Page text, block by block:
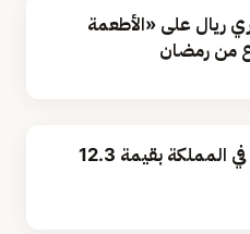
ريال على «الأطعمة
من رمضان
191 مليون عملية نقاط بيع في المملكة بقيمة 12.3